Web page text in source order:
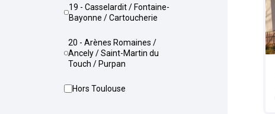
19 - Casselardit / Fontaine-
Bayonne / Cartoucherie
20 - Arènes Romaines /
Ancely / Saint-Martin du
Touch / Purpan
Hors Toulouse